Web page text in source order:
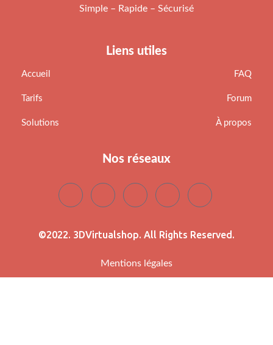
Simple – Rapide – Sécurisé
Liens utiles
Accueil
Tarifs
Solutions
FAQ
Forum
À propos
Nos réseaux
©2022. 3DVirtualshop. All Rights Reserved.
Mentions légales